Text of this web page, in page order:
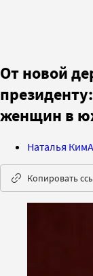
От новой
женщин в
Наталья Ким
Копировать